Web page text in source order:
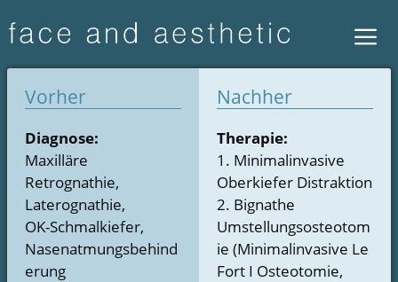
Zum
Inhalt
springen
Zum
Inhalt
springen
Vorher
Diagnose:
Maxilläre
Retrognathie,
Laterognathie,
OK-Schmalkiefer,
Nasenatmungsbehind
erung
Nachher
Therapie:
1. Minimalinvasive
Oberkiefer Distraktion
2. Bignathe
Umstellungsosteotom
ie (Minimalinvasive Le
Fort I Osteotomie,